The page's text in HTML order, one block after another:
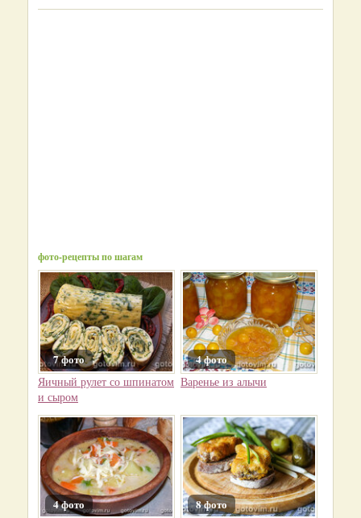
фото-рецепты по шагам
7 фото
Яичный рулет со шпинатом
и сыром
4 фото
Варенье из алычи
4 фото 8 фото